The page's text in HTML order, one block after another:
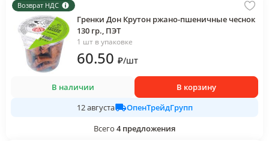
Возврат НДС
Гренки Дон Крутон ржано-пшеничные чеснок
130 гр., ПЭТ
1 шт в упаковке
60.50 ₽/шт
В наличии
В корзину
12 августа
ОпенТрейдГрупп
Всего 4 предложения